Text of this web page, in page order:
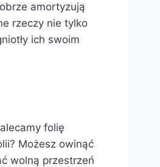
amortyzują
rzeczy nie tylko
ich swoim
folię
Możesz owinąć
wolną przestrzeń